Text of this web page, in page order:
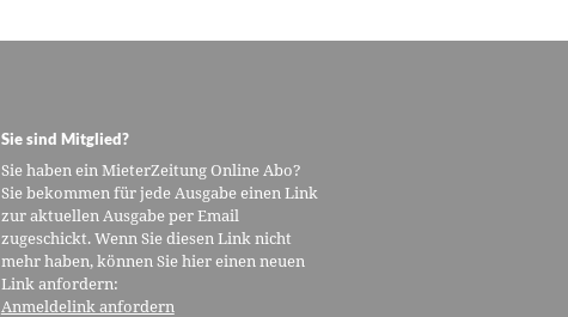
Sie sind Mitglied?
Sie haben ein MieterZeitung Online Abo?
Sie bekommen für jede Ausgabe einen Link
zur aktuellen Ausgabe per Email
zugeschickt. Wenn Sie diesen Link nicht
mehr haben, können Sie hier einen neuen
Link anfordern:
Anmeldelink anfordern